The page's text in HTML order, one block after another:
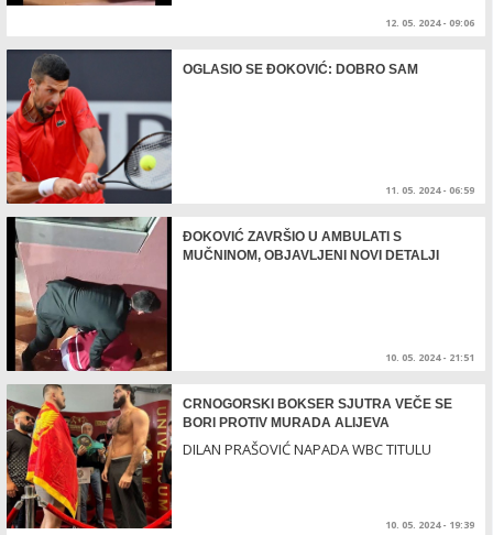
12. 05. 2024 - 09:06
OGLASIO SE ĐOKOVIĆ: DOBRO SAM
11. 05. 2024 - 06:59
ĐOKOVIĆ ZAVRŠIO U AMBULATI S
MUČNINOM, OBJAVLJENI NOVI DETALJI
10. 05. 2024 - 21:51
CRNOGORSKI BOKSER SJUTRA VEČE SE
BORI PROTIV MURADA ALIJEVA
DILAN PRAŠOVIĆ NAPADA WBC TITULU
10. 05. 2024 - 19:39